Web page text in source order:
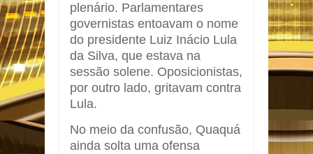
plenário. Parlamentares
governistas entoavam o nome
do presidente Luiz Inácio Lula
da Silva, que estava na
sessão solene. Oposicionistas,
por outro lado, gritavam contra
Lula.
No meio da confusão, Quaquá
ainda solta uma ofensa